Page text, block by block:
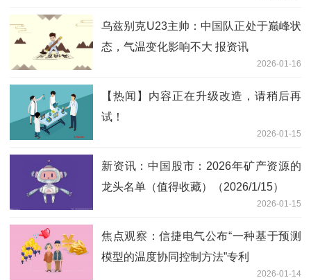
乌兹别克U23主帅：中国队正处于巅峰状
态，气温变化影响不大 报资讯
2026-01-16
【热闻】内容正在升级改造，请稍后再
试！
2026-01-15
新资讯：中国股市：2026年矿产资源的
龙头名单（值得收藏）（2026/1/15）
2026-01-15
焦点观察：信捷电气公布“一种基于预测
模型的温度协同控制方法”专利
2026-01-14